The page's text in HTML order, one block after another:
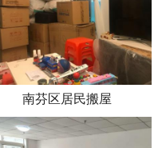
南芬区居民搬屋